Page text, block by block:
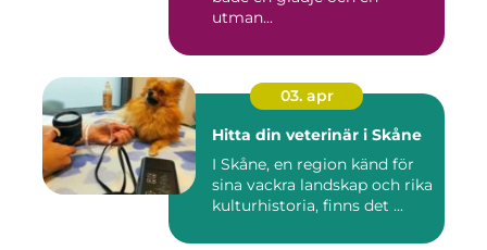
utman...
03. apr
Hitta din veterinär i Skåne
I Skåne, en region känd för
sina vackra landskap och rika
kulturhistoria, finns det ...